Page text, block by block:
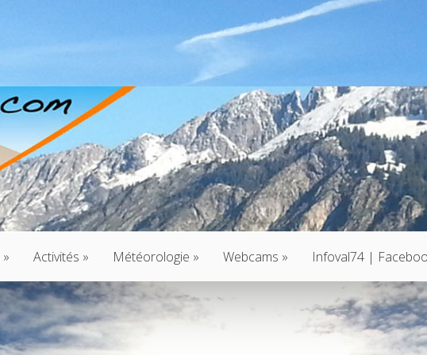
» Activités » Météorologie » Webcams » Infoval74 |